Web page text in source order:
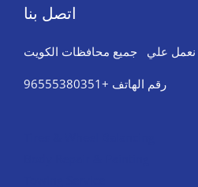
اتصل بنا
نعمل علي جميع محافظات الكويت
رقم الهاتف +96555380351